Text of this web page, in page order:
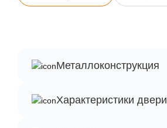
Металлоконструкция
Характеристики двери